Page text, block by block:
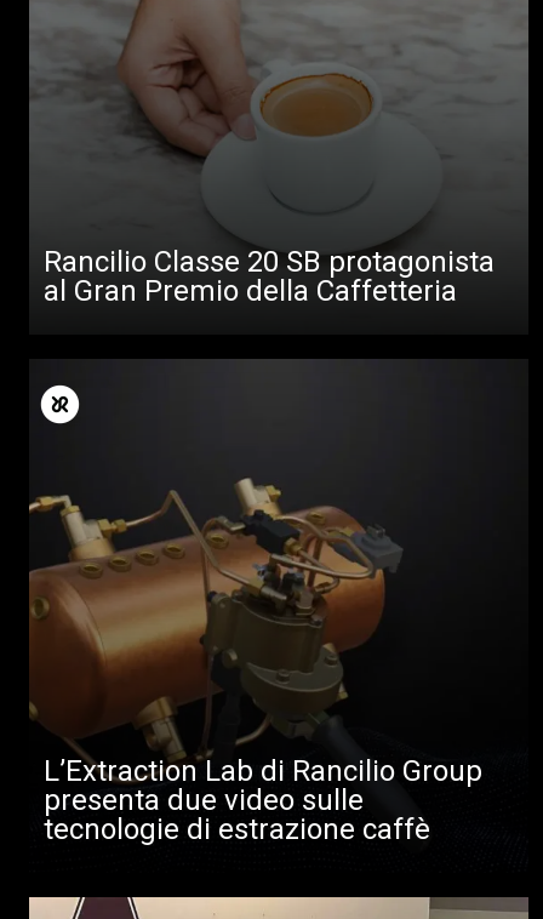
Rancilio Classe 20 SB protagonista
al Gran Premio della Caffetteria
L’Extraction Lab di Rancilio Group
presenta due video sulle
tecnologie di estrazione caffè